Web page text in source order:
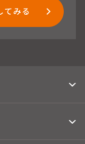
てみる